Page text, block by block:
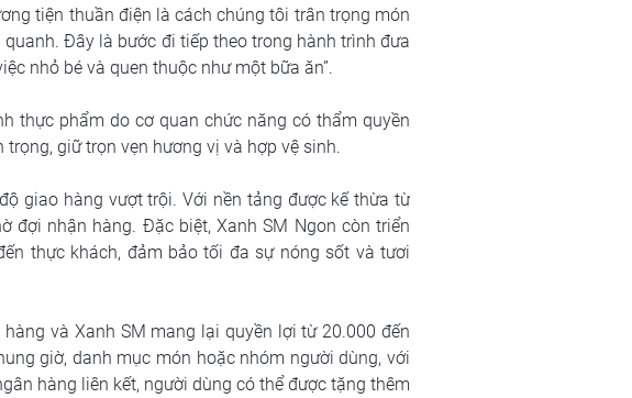
tiện thuần điện là cách chúng tôi trân trọng món
Đây là bước đi tiếp theo trong hành trình đưa
nhỏ bé và quen thuộc như một bữa ăn”.
thực phẩm do cơ quan chức năng có thẩm quyền
giữ trọn vẹn hương vị và hợp vệ sinh.
giao hàng vượt trội. Với nền tảng được kế thừa từ
đợi nhận hàng. Đặc biệt, Xanh SM Ngon còn triển
thực khách, đảm bảo tối đa sự nóng sốt và tươi
và Xanh SM mang lại quyền lợi từ 20.000 đến
giờ, danh mục món hoặc nhóm người dùng, với
hàng liên kết, người dùng có thể được tặng thêm